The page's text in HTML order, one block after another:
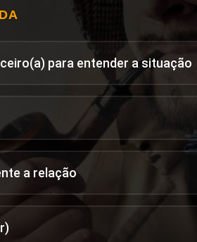
para entender a situação
a relação